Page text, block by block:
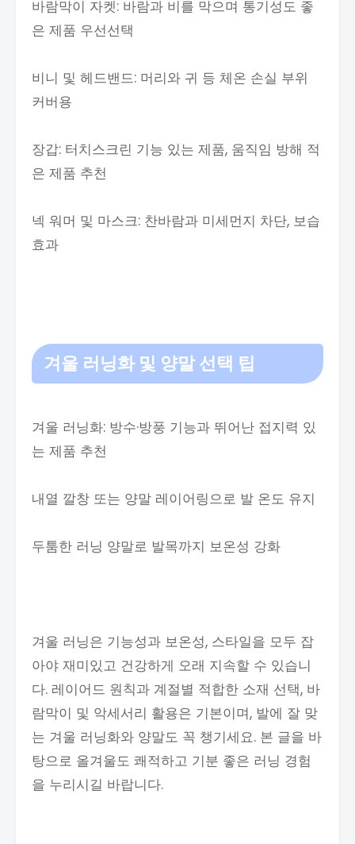
바람막이 자켓: 바람과 비를 막으며 통기성도 좋
은 제품 우선선택
비니 및 헤드밴드: 머리와 귀 등 체온 손실 부위
커버용
장갑: 터치스크린 기능 있는 제품, 움직임 방해 적
은 제품 추천
넥 워머 및 마스크: 찬바람과 미세먼지 차단, 보습
효과
겨울 러닝화 및 양말 선택 팁
겨울 러닝화: 방수·방풍 기능과 뛰어난 접지력 있
는 제품 추천
내열 깔창 또는 양말 레이어링으로 발 온도 유지
두툼한 러닝 양말로 발목까지 보온성 강화
겨울 러닝은 기능성과 보온성, 스타일을 모두 잡
아야 재미있고 건강하게 오래 지속할 수 있습니
다. 레이어드 원칙과 계절별 적합한 소재 선택, 바
람막이 및 악세서리 활용은 기본이며, 발에 잘 맞
는 겨울 러닝화와 양말도 꼭 챙기세요. 본 글을 바
탕으로 올겨울도 쾌적하고 기분 좋은 러닝 경험
을 누리시길 바랍니다.